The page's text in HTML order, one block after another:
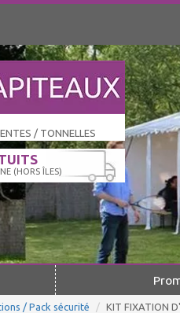
/ TONNELLES
(HORS ÎLES)
/ Pack sécurité KIT FIXATION